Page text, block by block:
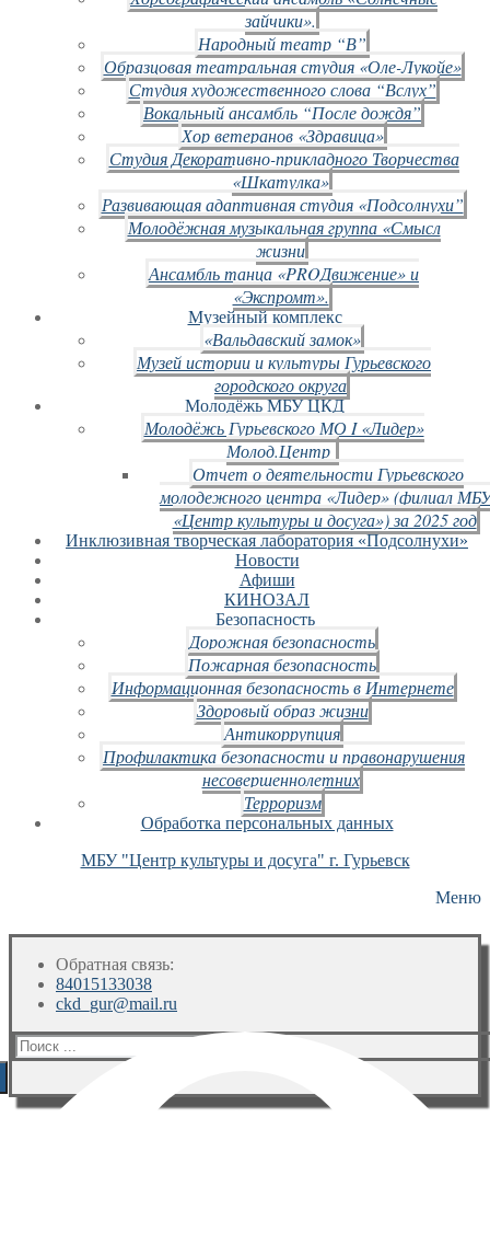
зайчики».
Народный театр “В”
Образцовая театральная студия «Оле-Лукойе»
Студия художественного слова “Вслух”
Вокальный ансамбль “После дождя”
Хор ветеранов «Здравица»
Студия Декоративно-прикладного Творчества
«Шкатулка»
Развивающая адаптивная студия «Подсолнухи”
Молодёжная музыкальная группа «Смысл
жизни
Ансамбль танца «PROДвижение» и
«Экспромт».
Музейный комплекс
«Вальдавский замок»
Музей истории и культуры Гурьевского
городского округа
Молодёжь МБУ ЦКД
Молодёжь Гурьевского МО I «Лидер»
Молод.Центр
Отчет о деятельности Гурьевского
молодежного центра «Лидер» (филиал
«Центр культуры и досуга») за 2025 год
Инклюзивная творческая лаборатория «Подсолнухи»
Новости
Афиши
КИНОЗАЛ
Безопасность
Дорожная безопасность
Пожарная безопасность
Информационная безопасность в Интернете
Здоровый образ жизни
Антикоррупция
Профилактика безопасности и правонарушения
несовершеннолетних
Терроризм
Обработка персональных данных
МБУ "Центр культуры и досуга" г. Гурьевск
Меню
Обратная связь:
84015133038
ckd_gur@mail.ru
Искать: